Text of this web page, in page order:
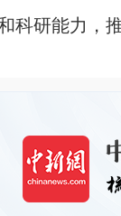
科研能力，